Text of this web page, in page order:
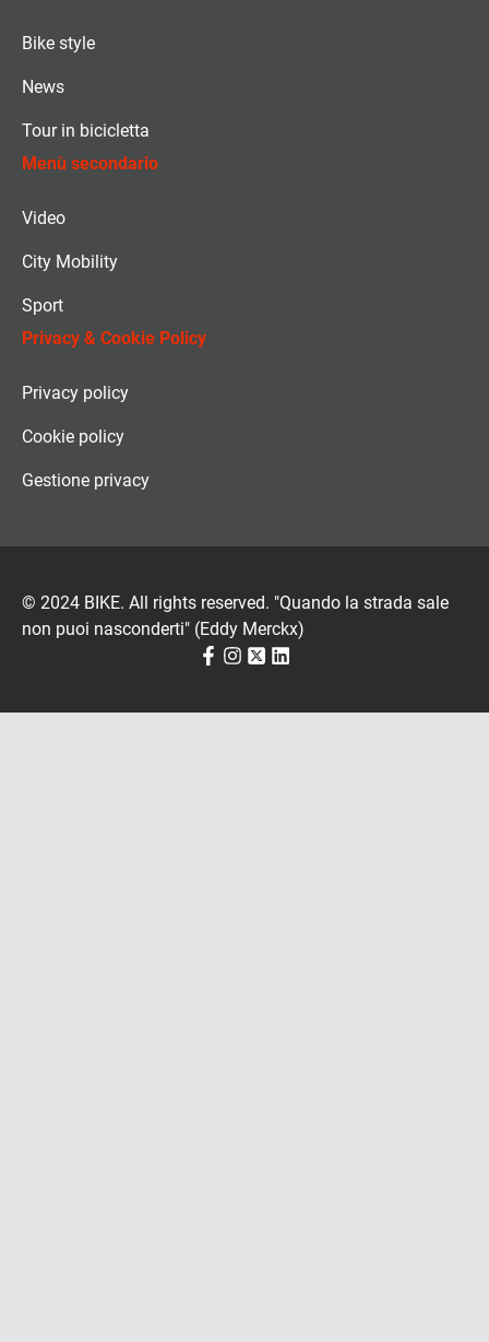
Bike style
News
Tour in bicicletta
Menù secondario
Video
City Mobility
Sport
Privacy & Cookie Policy
Privacy policy
Cookie policy
Gestione privacy
© 2024 BIKE. All rights reserved. "Quando la strada sale
non puoi nasconderti" (Eddy Merckx)